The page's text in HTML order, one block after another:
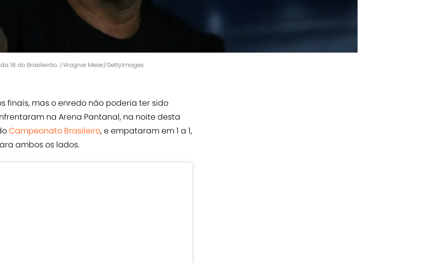
18 do Brasileirão. | Wagner Meier/GettyImages
finais, mas o enredo não poderia ter sido
na Arena Pantanal, na noite desta
Campeonato Brasileiro, e empataram em 1 a 1,
ambos os lados.